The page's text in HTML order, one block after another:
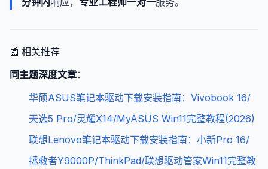
📰 相关推荐
同主题深度文章：
华硕ASUS笔记本驱动下载安装指南：Vivobook 16/
天选5 Pro/灵耀X14/MyASUS Win11完整教程(2026)
联想Lenovo笔记本驱动下载安装指南：小新Pro 16/
拯救者Y9000P/ThinkPad/联想驱动管家Win11完整教